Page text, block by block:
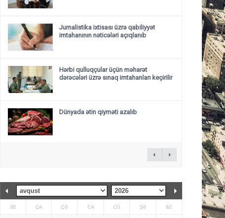
Jurnalistika ixtisası üzrə qabiliyyət
imtahanının nəticələri açıqlanıb
Hərbi qulluqçular üçün məharət
dərəcələri üzrə sınaq imtahanları keçirilir
Dünyada ətin qiyməti azalıb
BE ÇA ÇƏ CA CÜ ŞƏ BZ